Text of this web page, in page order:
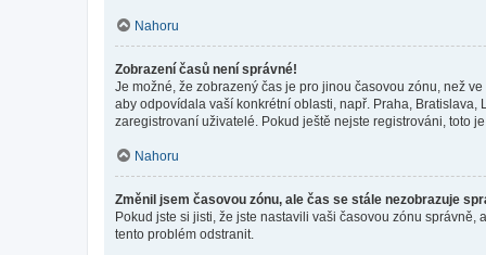
Nahoru
Zobrazení časů není správné!
Je možné, že zobrazený čas je pro jinou časovou zónu, než
aby odpovídala vaší konkrétní oblasti, např. Praha, Bratislava,
zaregistrovaní uživatelé. Pokud ještě nejste registrováni, toto
Nahoru
Změnil jsem časovou zónu, ale čas se stále nezobrazuje
Pokud jste si jisti, že jste nastavili vaši časovou zónu
tento problém odstranit.